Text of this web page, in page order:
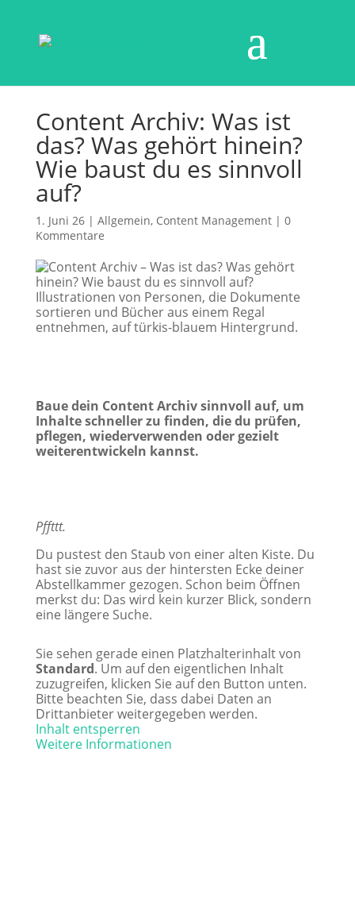
Content Archiv: Was ist
das? Was gehört hinein?
Wie baust du es sinnvoll
auf?
1. Juni 26| Allgemein, Content Management| 0
Kommentare
Baue dein Content Archiv sinnvoll auf, um
Inhalte schneller zu finden, die du prüfen,
pflegen, wiederverwenden oder gezielt
weiterentwickeln kannst.
Pffttt.
Du pustest den Staub von einer alten Kiste. Du
hast sie zuvor aus der hintersten Ecke deiner
Abstellkammer gezogen. Schon beim Öffnen
merkst du: Das wird kein kurzer Blick, sondern
eine längere Suche.
Sie sehen gerade einen Platzhalterinhalt von
Standard. Um auf den eigentlichen Inhalt
zuzugreifen, klicken Sie auf den Button unten.
Bitte beachten Sie, dass dabei Daten an
Drittanbieter weitergegeben werden.
Inhalt entsperren
Weitere Informationen